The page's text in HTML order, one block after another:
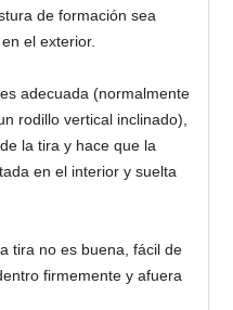
de formación sea
el exterior.
adecuada (normalmente
rodillo vertical inclinado),
la tira y hace que la
en el interior y suelta
tira no es buena, fácil de
firmemente y afuera